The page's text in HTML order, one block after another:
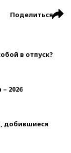
Поделиться
в отпуск?
2026
добившиеся